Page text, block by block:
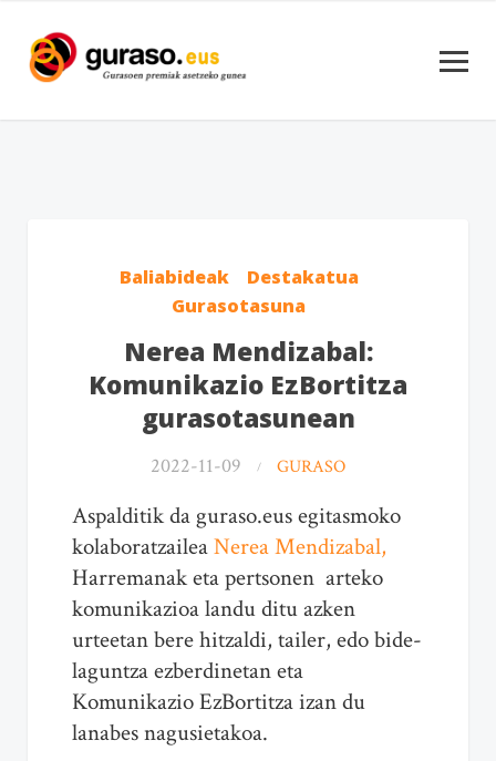
Baliabideak
Destakatua
Gurasotasuna
Nerea Mendizabal:
Komunikazio EzBortitza
gurasotasunean
2022-11-09 GURASO
Aspalditik da guraso.eus egitasmoko
kolaboratzaileaNerea Mendizabal,
Harremanak eta pertsonen arteko
komunikazioa landu ditu azken
urteetan bere hitzaldi, tailer, edo bide-
laguntza ezberdinetan eta
Komunikazio EzBortitza izan du
lanabes nagusietakoa.